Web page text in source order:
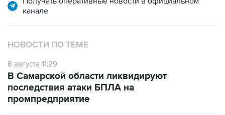
канале
НОВОСТИ ПО ТЕМЕ
8 августа 11:29
В Самарской области ликвидируют
последствия атаки БПЛА на
промпредприятие